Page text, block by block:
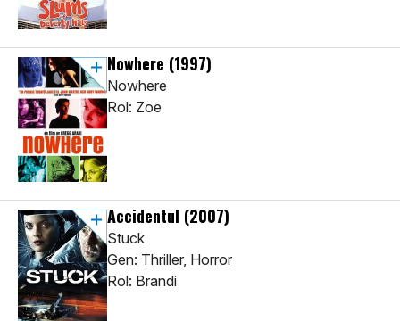
Nowhere (1997)
Nowhere
Rol: Zoe
Accidentul (2007)
Stuck
Gen: Thriller, Horror
Rol: Brandi